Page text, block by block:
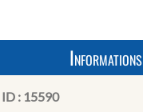
Informations
ID : 15590